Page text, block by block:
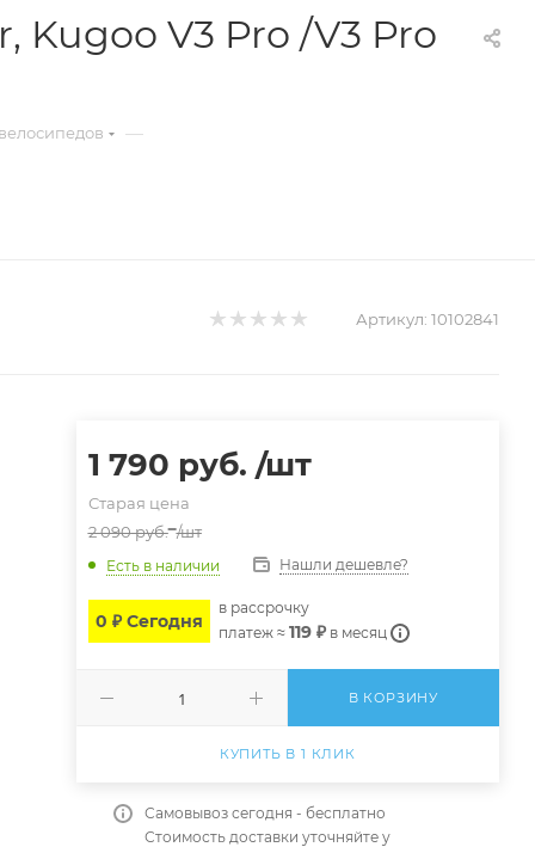
Kugoo V3 Pro /V3 Pro
—
Артикул: 10102841
1 790 руб. /шт
Старая цена
2 090руб. /шт
Есть в наличии Нашли дешевле?
0 ₽ Сегодня
в расcрочку
платеж ≈ 119 ₽в месяц
В КОРЗИНУ
КУПИТЬ В 1 КЛИК
Самовывоз сегодня - бесплатно
Стоимость доставки уточняйте у